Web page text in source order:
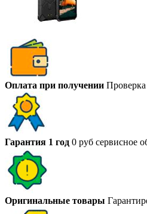
Оплата при получении
Гарантия 1 год 0 руб сервисное
Оригинальные товары